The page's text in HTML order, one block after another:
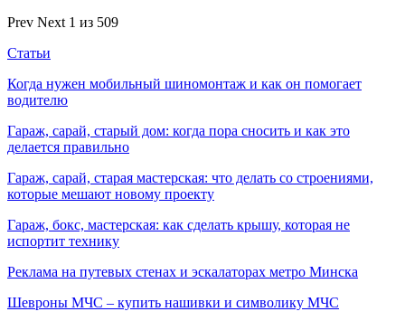
Prev Next 1 из 509
Статьи
Когда нужен мобильный шиномонтаж и как он помогает
водителю
Гараж, сарай, старый дом: когда пора сносить и как это
делается правильно
Гараж, сарай, старая мастерская: что делать со строениями,
которые мешают новому проекту
Гараж, бокс, мастерская: как сделать крышу, которая не
испортит технику
Реклама на путевых стенах и эскалаторах метро Минска
Шевроны МЧС – купить нашивки и символику МЧС